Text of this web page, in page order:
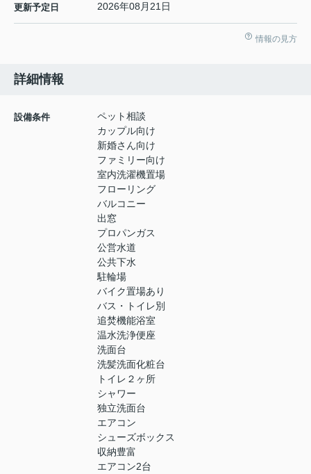
更新予定日 2026年08月21日
情報の見方
詳細情報
設備条件
ペット相談
カップル向け
新婚さん向け
ファミリー向け
室内洗濯機置場
フローリング
バルコニー
出窓
プロパンガス
公営水道
公共下水
駐輪場
バイク置場あり
バス・トイレ別
追焚機能浴室
温水洗浄便座
洗面台
洗髪洗面化粧台
トイレ２ヶ所
シャワー
独立洗面台
エアコン
シューズボックス
収納豊富
エアコン2台